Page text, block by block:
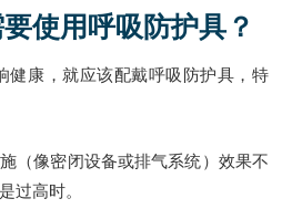
使用呼吸防护具？
健康，就应该配戴呼吸防护具，特
（像密闭设备或排气系统）效果不
过高时。